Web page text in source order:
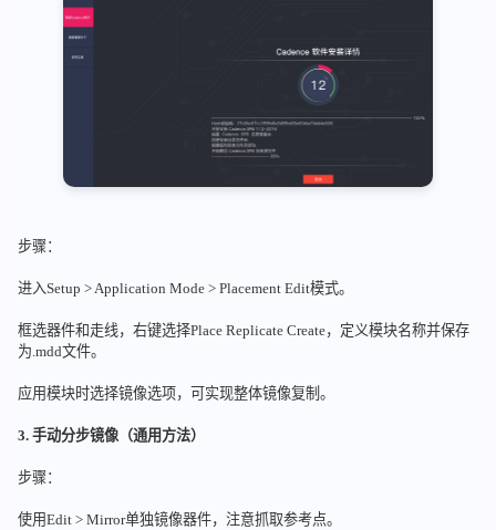
步骤：
进入Setup > Application Mode > Placement Edit模式。
框选器件和走线，右键选择Place Replicate Create，定义模块名称并保存
为.mdd文件。
应用模块时选择镜像选项，可实现整体镜像复制。
3. 手动分步镜像（通用方法）
步骤：
使用Edit > Mirror单独镜像器件，注意抓取参考点。